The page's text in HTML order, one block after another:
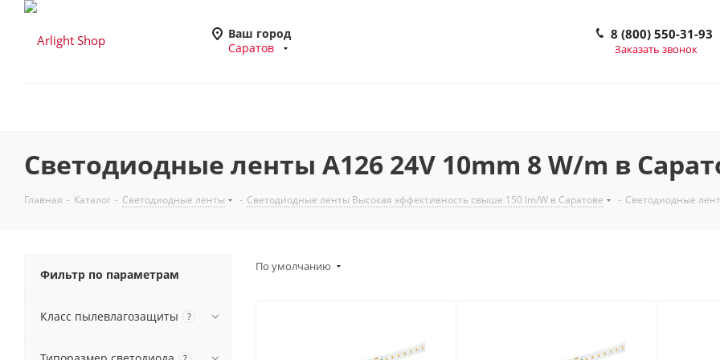
Ваш город
Саратов
8 (800) 550-31-93
Заказать звонок
Светодиодные ленты A126 24V 10mm 8 W/m в
Главная - Каталог - Светодиодные ленты - Светодиодные ленты Высокая эффективность свыше 150 lm/W в Саратове - Светодиодные
По умолчанию
Фильтр по параметрам
Класс пылевлагозащиты ?